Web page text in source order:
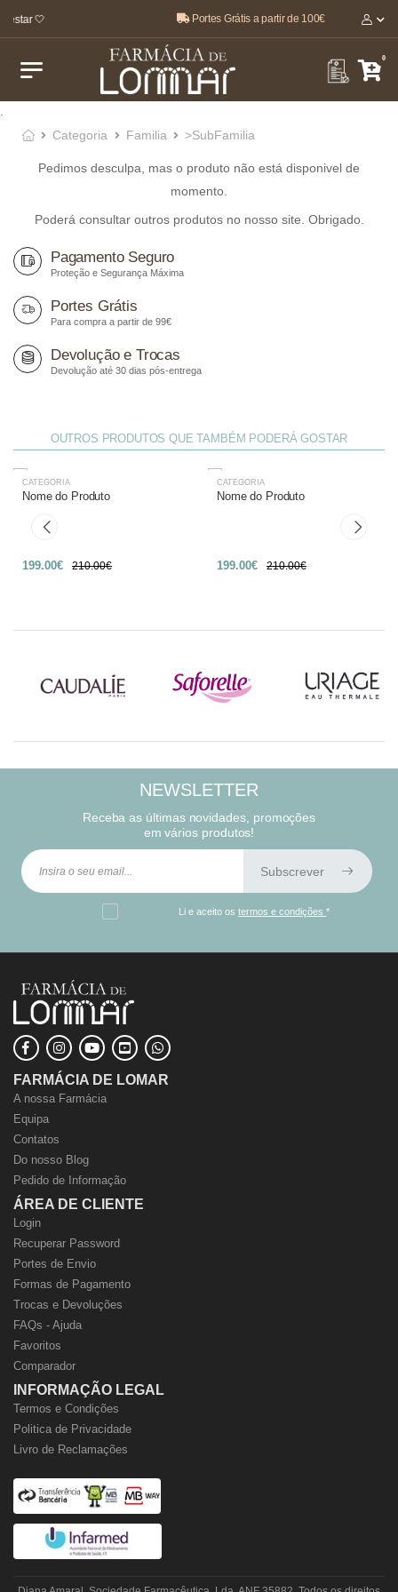
estar 🤍 Portes Grátis a partir de 100€
0
Categoria
Familia >SubFamilia
Pedimos desculpa, mas o produto não está disponivel de
momento.
Poderá consultar outros produtos no nosso site. Obrigado.
Pagamento Seguro
Proteção e Segurança Máxima
Portes Grátis
Para compra a partir de 99€
Devolução e Trocas
Devolução até 30 dias pós-entrega
OUTROS PRODUTOS QUE TAMBÉM PODERÁ GOSTAR
-27%
CATEGORIA
Nome do Produto
199.00€ 210.00€
-27%
CATEGORIA
Nome do Produto
199.00€ 210.00€
NEWSLETTER
Receba as últimas novidades, promoções
em vários produtos!
Subscrever
Li e aceito ostermos e condições*
FARMÁCIA DE LOMAR
A nossa Farmácia
Equipa
Contatos
Do nosso Blog
Pedido de Informação
ÁREA DE CLIENTE
Login
Recuperar Password
Portes de Envio
Formas de Pagamento
Trocas e Devoluções
FAQs - Ajuda
Favoritos
Comparador
INFORMAÇÃO LEGAL
Termos e Condições
Politica de Privacidade
Livro de Reclamações